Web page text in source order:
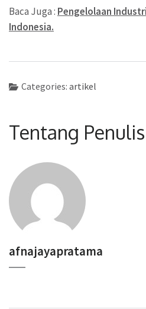
Baca Juga : Pengelolaan
Indonesia.
Categories: artikel
Tentang Penulis
afnajayapratama